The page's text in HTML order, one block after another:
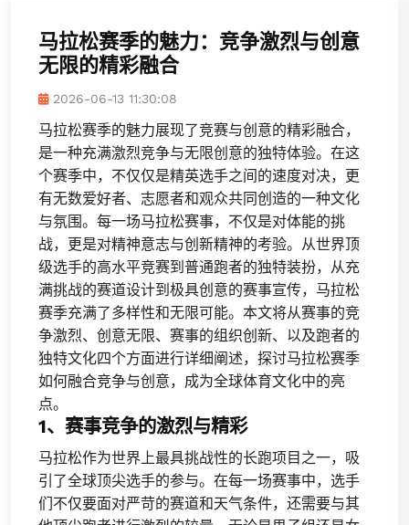
马拉松赛季的魅力：竞争激烈与创意
无限的精彩融合
2026-06-13 11:30:08
马拉松赛季的魅力展现了竞赛与创意的精彩融合，
是一种充满激烈竞争与无限创意的独特体验。在这
个赛季中，不仅仅是精英选手之间的速度对决，更
有无数爱好者、志愿者和观众共同创造的一种文化
与氛围。每一场马拉松赛事，不仅是对体能的挑
战，更是对精神意志与创新精神的考验。从世界顶
级选手的高水平竞赛到普通跑者的独特装扮，从充
满挑战的赛道设计到极具创意的赛事宣传，马拉松
赛季充满了多样性和无限可能。本文将从赛事的竞
争激烈、创意无限、赛事的组织创新、以及跑者的
独特文化四个方面进行详细阐述，探讨马拉松赛季
如何融合竞争与创意，成为全球体育文化中的亮
点。
1、赛事竞争的激烈与精彩
马拉松作为世界上最具挑战性的长跑项目之一，吸
引了全球顶尖选手的参与。在每一场赛事中，选手
们不仅要面对严苛的赛道和天气条件，还需要与其